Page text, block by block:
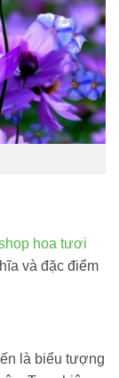
hoa tươi
và đặc điểm
là biểu tượng